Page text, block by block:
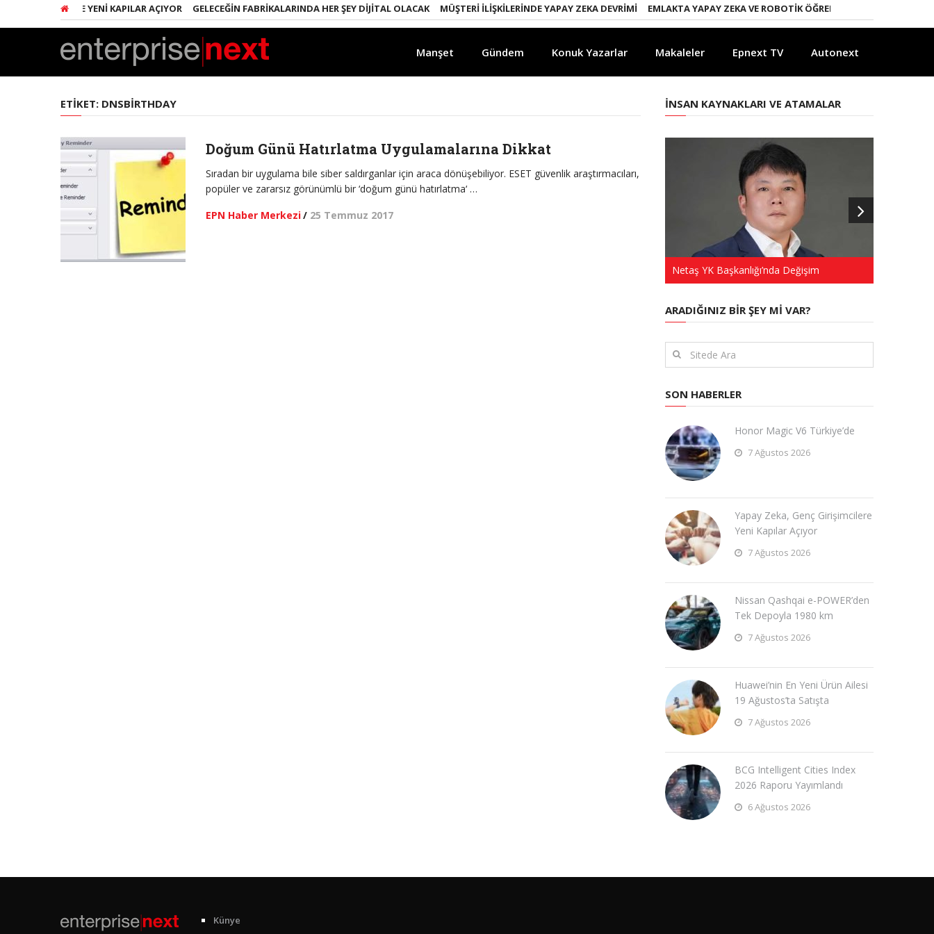
GIRIŞIMCILERE YENI KAPILAR AÇIYOR GELECEĞIN FABRIKALARINDA HER ŞEY DIJITAL OLACAK MÜŞTERI İLIŞKILERINDE YAPAY ZEKA DEVRIMI EMLAKTA YAPAY ZEKA VE ROBOTIK ÖĞRENME DÖNEMI
Manşet Gündem Konuk Yazarlar Makaleler Epnext TV Autonext
ETIKET: DNSBIRTHDAY
Doğum Günü Hatırlatma Uygulamalarına Dikkat
Sıradan bir uygulama bile siber saldırganlar için araca dönüşebiliyor. ESET güvenlik araştırmacıları,
popüler ve zararsız görünümlü bir ‘doğum günü hatırlatma‘ …
EPN Haber Merkezi/ 25 Temmuz 2017
İNSAN KAYNAKLARI VE ATAMALAR
Netaş YK Başkanlığı’nda Değişim
ARADIĞINIZ BIR ŞEY MI VAR?
SON HABERLER
Honor Magic V6 Türkiye’de
7 Ağustos 2026
Yapay Zeka, Genç Girişimcilere
Yeni Kapılar Açıyor
7 Ağustos 2026
Nissan Qashqai e-POWER’den
Tek Depoyla 1980 km
7 Ağustos 2026
Huawei’nin En Yeni Ürün Ailesi
19 Ağustos’ta Satışta
7 Ağustos 2026
BCG Intelligent Cities Index
2026 Raporu Yayımlandı
6 Ağustos 2026
Künye